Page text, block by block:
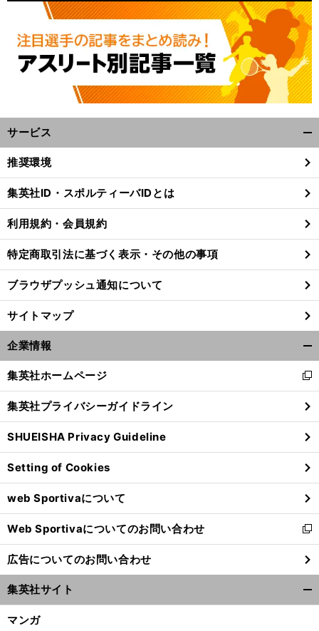
サービス
閉
る
推奨環境
集英社ID・スポルティーバIDとは
利用規約・会員規約
特定商取引法に基づく表示・その他の事項
ブラウザプッシュ通知について
サイトマップ
企業情報
閉
る
集英社ホームページ
新
し
い
ウ
ィ
ン
ド
ウ
で
開
く
集英社プライバシーガイドライン
SHUEISHA Privacy Guideline
Setting of Cookies
web Sportivaについて
Web Sportivaについてのお問い合わせ
新
し
い
ウ
ィ
ン
広告についてのお問い合わせ
集英社サイト
マンガ